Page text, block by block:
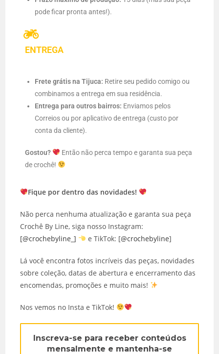
pode ficar pronta antes!).
ENTREGA
Frete grátis na Tijuca: Retire seu pedido comigo ou
combinamos a entrega em sua residência.
Entrega para outros bairros: Enviamos pelos
Correios ou por aplicativo de entrega (custo por
conta da cliente).
Gostou?
Então não perca tempo e garanta sua peça
de crochê!
Fique por dentro das novidades!
Não perca nenhuma atualização e garanta sua peça
Crochê By Line, siga nosso Instagram:
[@crochebyline_]
e TikTok: [@crochebyline]
Lá você encontra fotos incríveis das peças, novidades
sobre coleção, datas de abertura e encerramento das
encomendas, promoções e muito mais!
Nos vemos no Insta e TikTok!
Inscreva-se para receber conteúdos
mensalmente e mantenha-se